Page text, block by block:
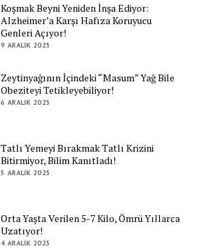
Koşmak Beyni Yeniden İnşa Ediyor:
Alzheimer’a Karşı Hafıza Koruyucu
Genleri Açıyor!
9 ARALIK 2025
Zeytinyağının İçindeki “Masum” Yağ Bile
Obeziteyi Tetikleyebiliyor!
6 ARALIK 2025
Tatlı Yemeyi Bırakmak Tatlı Krizini
Bitirmiyor, Bilim Kanıtladı!
5 ARALIK 2025
Orta Yaşta Verilen 5-7 Kilo, Ömrü Yıllarca
Uzatıyor!
4 ARALIK 2025